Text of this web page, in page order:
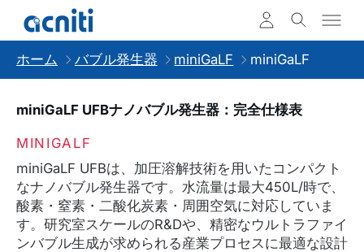
ホーム バブル発生器 miniGaLF miniGaLF
miniGaLF UFBナノバブル発生器：完全仕様表
MINIGALF
miniGaLF UFBは、加圧溶解技術を用いたコンパクト
なナノバブル発生器です。水流量は最大450L/時で、
酸素・窒素・二酸化炭素・周囲空気に対応していま
す。研究室スケールのR&Dや、精密なウルトラファイ
ンバブル生成が求められる産業プロセスに最適な設計